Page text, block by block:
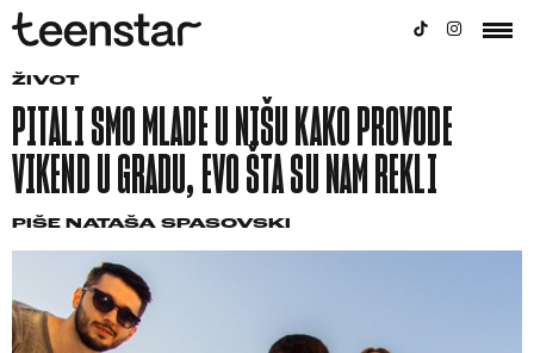
ŽIVOT
PITALI SMO MLADE U NIŠU KAKO PROVODE
VIKEND U GRADU, EVO ŠTA SU NAM REKLI
PIŠE NATAŠA SPASOVSKI